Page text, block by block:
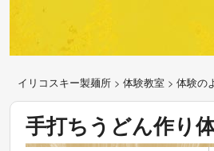
イリコスキー製麺所 > 体験教室 > 体験の
手打ちうどん作り